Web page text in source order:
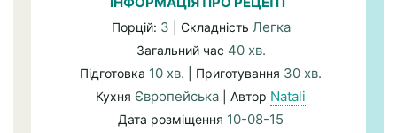
Порцій: 3 | Складність Легка
Загальний час 40 хв.
Підготовка 10 хв. | Приготування 30 хв.
Кухня Європейська | Автор Natali
Дата розміщення 10-08-15